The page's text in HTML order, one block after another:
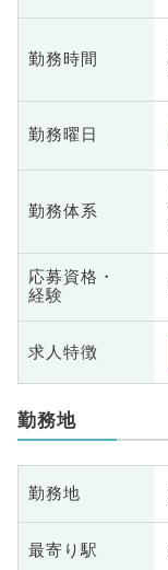
勤務時間
勤務曜日
勤務体系
応募資格・
経験
求人特徴
勤務地
勤務地
最寄り駅